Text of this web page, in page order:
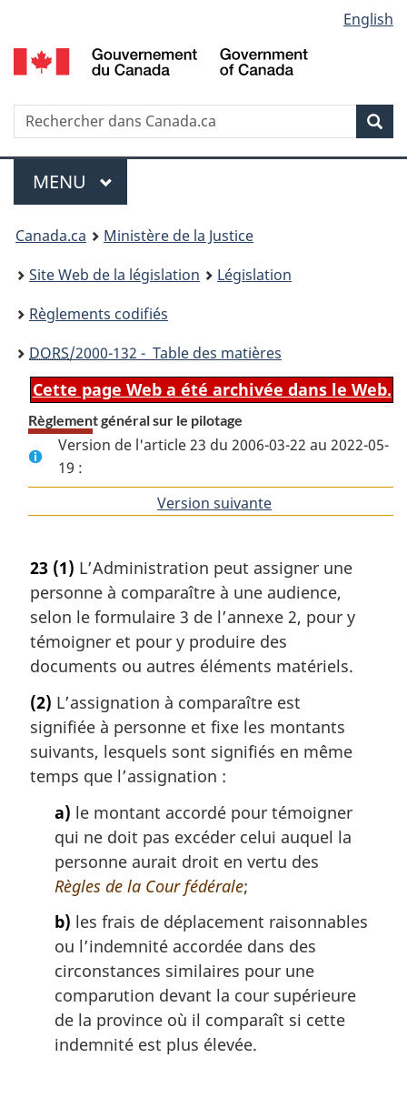
au
contenu
propos
de
la
HTML
simplifiée
selection
English
Recherche
Menu
MENU PRINCIPAL
You
are
here:
Canada.ca
Ministère de la Justice
Site Web de la législation
Législation
Règlements codifiés
DORS/2000-132 - Table des matières
Cette page Web a été archivée dans le Web.
Règlement général sur le pilotage
Version de l'article 23 du 2006-03-22 au 2022-05-
19 :
Version suivante
23 (1) L’Administration peut assigner une
personne à comparaître à une audience,
selon le formulaire 3 de l’annexe 2, pour y
témoigner et pour y produire des
documents ou autres éléments matériels.
(2) L’assignation à comparaître est
signifiée à personne et fixe les montants
suivants, lesquels sont signifiés en même
temps que l’assignation :
a) le montant accordé pour témoigner
qui ne doit pas excéder celui auquel la
personne aurait droit en vertu des
Règles de la Cour fédérale;
b) les frais de déplacement raisonnables
ou l’indemnité accordée dans des
circonstances similaires pour une
comparution devant la cour supérieure
de la province où il comparaît si cette
indemnité est plus élevée.